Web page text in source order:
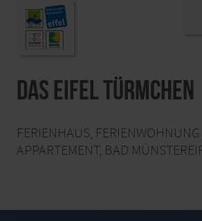
Das Eifel Türmchen
FERIENHAUS,
APPARTEMENT, BAD